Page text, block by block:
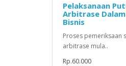
Pelaksanaan
Arbitrase
Bisnis
Proses pemeriksaan
arbitrase mula..
Rp.60.000